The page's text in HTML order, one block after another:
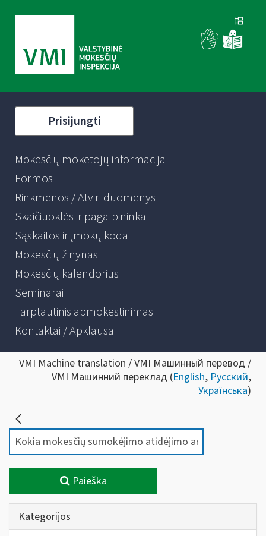
Prisijungti
Mokesčių mokėtojų informacija
Formos
Rinkmenos / Atviri duomenys
Skaičiuoklės ir pagalbininkai
Sąskaitos ir įmokų kodai
Mokesčių žinynas
Mokesčių kalendorius
Seminarai
Tarptautinis apmokestinimas
Kontaktai / Apklausa
VMI Machine translation / VMI Машинный перевод /
VMI Машинний переклад (English, Русский,
Українська)
Paieška
Kategorijos